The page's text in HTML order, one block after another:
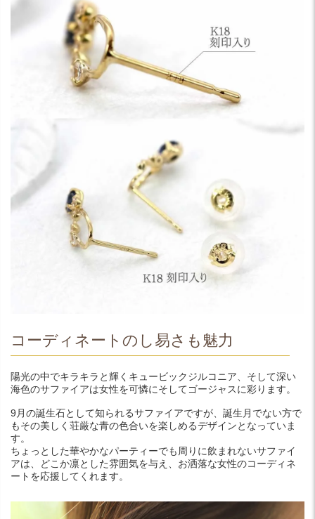
コーディネートのし易さも魅力
陽光の中でキラキラと輝くキュービックジルコニア、そして深い
海色のサファイアは女性を可憐にそしてゴージャスに彩ります。
9月の誕生石として知られるサファイアですが、誕生月でない方で
もその美しく荘厳な青の色合いを楽しめるデザインとなっていま
す。
ちょっとした華やかなパーティーでも周りに飲まれないサファイ
アは、どこか凛とした雰囲気を与え、お洒落な女性のコーディネ
ートを応援してくれます。